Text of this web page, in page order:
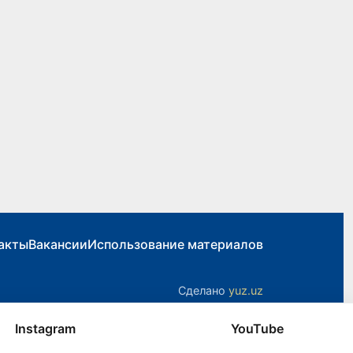
ВакансииИспользование материалов
Сделано yuz.uz
Instagram YouTube